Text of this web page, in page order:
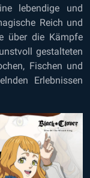
lebendige und
Reich und
über die Kämpfe
gestalteten
Fischen und
Erlebnissen